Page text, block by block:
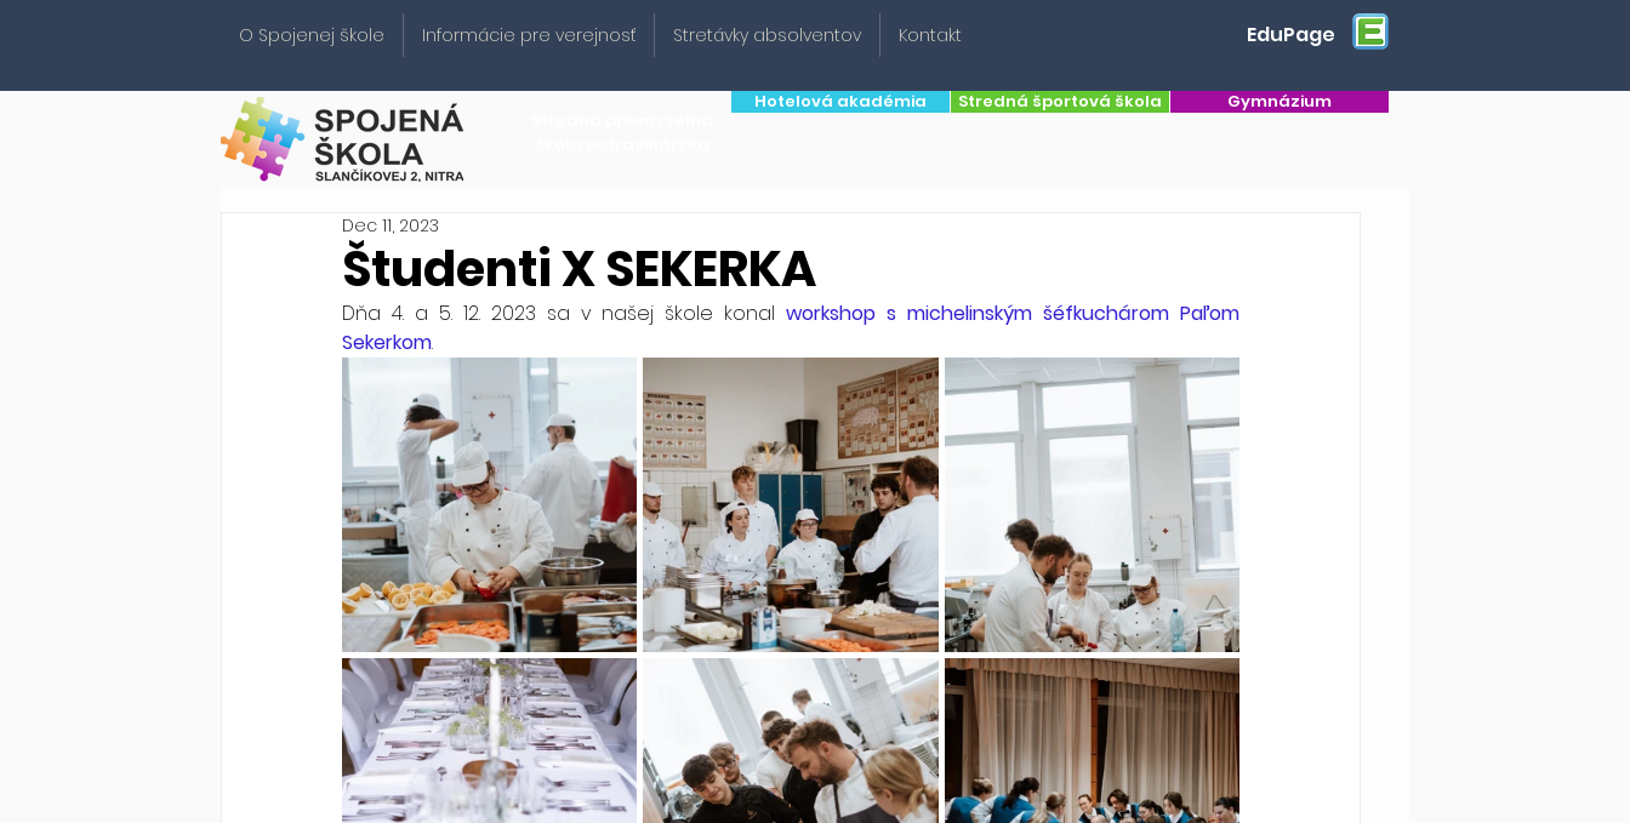
O Spojenej škole Informácie pre verejnosť Stretávky absolventov Kontakt EduPage
Hotelová akadémia Stredná športová škola Gymnázium
Študenti X SEKERKA
Dec 11, 2023
Dňa 4. a 5. 12. 2023 sa v našej škole konal workshop s michelinským šéfkuchárom Paľom
Sekerkom.